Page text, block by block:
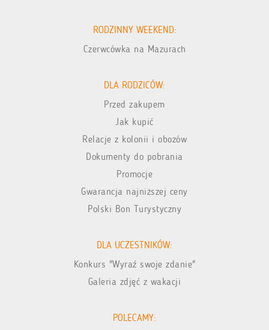
RODZINNY WEEKEND:
Czerwcówka na Mazurach
DLA RODZICÓW:
Przed zakupem
Jak kupić
Relacje z kolonii i obozów
Dokumenty do pobrania
Promocje
Gwarancja najniższej ceny
Polski Bon Turystyczny
DLA UCZESTNIKÓW:
Konkurs "Wyraź swoje zdanie"
Galeria zdjęć z wakacji
POLECAMY: